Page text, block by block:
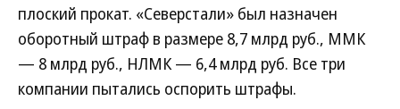
плоский прокат. «Северстали» был назначен
оборотный штраф в размере 8,7 млрд руб., ММК
— 8 млрд руб., НЛМК — 6,4 млрд руб. Все три
компании пытались оспорить штрафы.